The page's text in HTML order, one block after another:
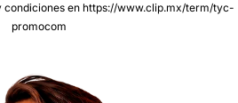
condiciones en https://www.clip.mx/term/tyc-
promocom